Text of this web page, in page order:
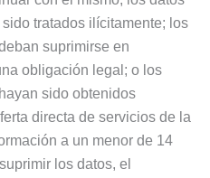
tratados ilícitamente; los
suprimirse en
obligación legal; o los
sido obtenidos
directa de servicios de la
a un menor de 14
los datos, el